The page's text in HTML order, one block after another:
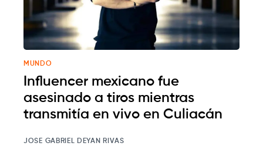
MUNDO
Influencer mexicano fue
asesinado a tiros mientras
transmitía en vivo en Culiacán
JOSE GABRIEL DEYAN RIVAS